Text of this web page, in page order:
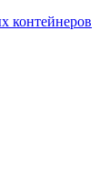
контейнеров